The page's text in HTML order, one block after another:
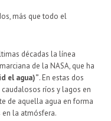
más que todo el
décadas la línea
de la NASA, que ha
el agua)”. En estas dos
ríos y lagos en
de aquella agua en forma
en la atmósfera.